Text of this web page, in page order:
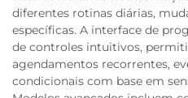
diferentes rotinas diárias,
específicas. A interface de
de controles intuitivos,
agendamentos recorrentes,
condicionais com base em